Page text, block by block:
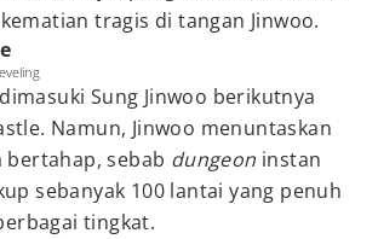
tragis di tangan Jinwoo.
Sung Jinwoo berikutnya
Namun, Jinwoo menuntaskan
bertahap, sebab dungeon instan
sebanyak 100 lantai yang penuh
tingkat.